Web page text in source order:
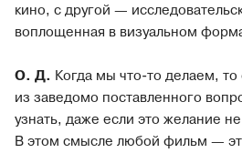
кино, с другой —
воплощенная в визуальном
О. Д. Когда мы что-то делаем,
из заведомо поставленного
узнать, даже если это желание
В этом смысле любой фильм —